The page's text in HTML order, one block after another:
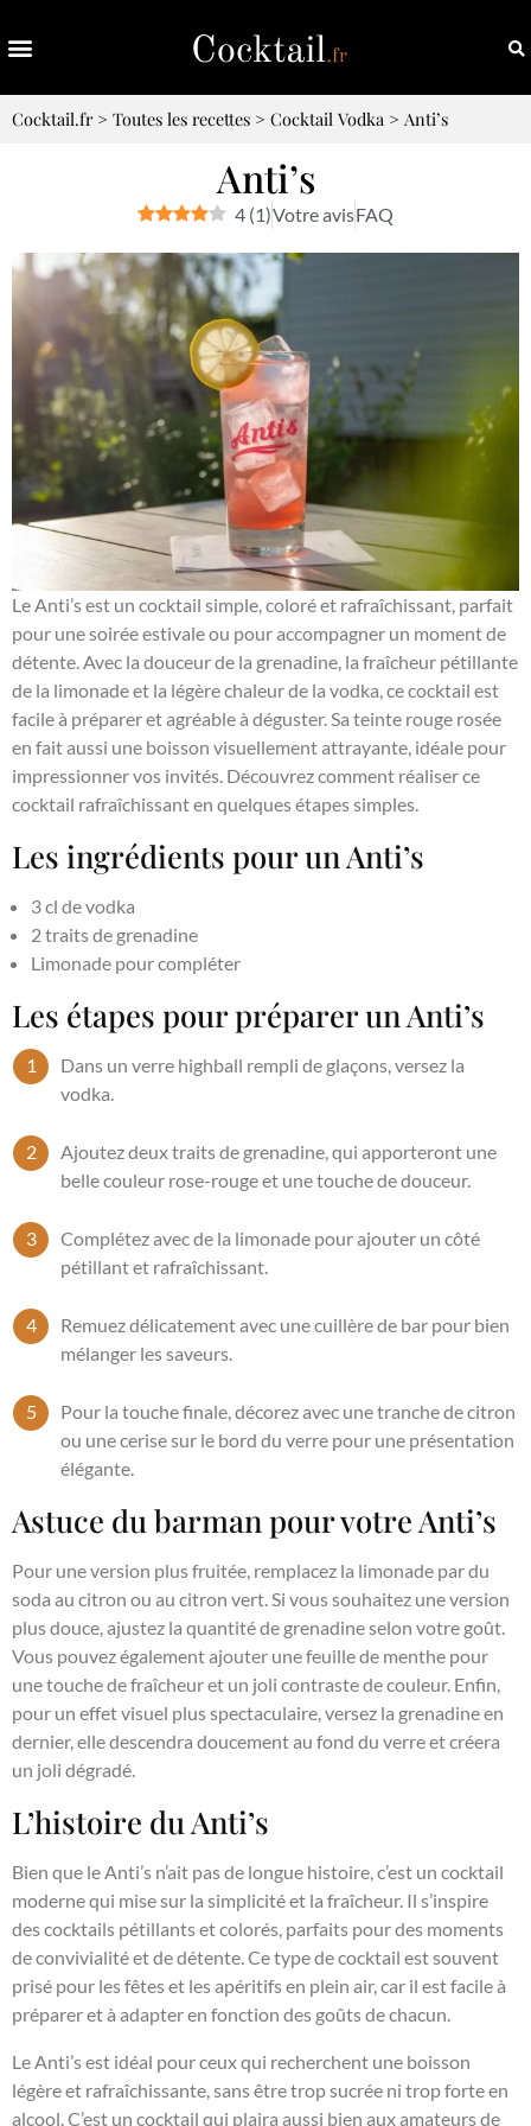
Cocktail.fr> Toutes les recettes > Cocktail Vodka > Anti’s
Anti’s
4 (1)Votre avisFAQ
Le Anti’s est un cocktail simple, coloré et rafraîchissant, parfait
pour une soirée estivale ou pour accompagner un moment de
détente. Avec la douceur de la grenadine, la fraîcheur pétillante
de la limonade et la légère chaleur de la vodka, ce cocktail est
facile à préparer et agréable à déguster. Sa teinte rouge rosée
en fait aussi une boisson visuellement attrayante, idéale pour
impressionner vos invités. Découvrez comment réaliser ce
cocktail rafraîchissant en quelques étapes simples.
Les ingrédients pour un Anti’s
3 cl de vodka
2 traits de grenadine
Limonade pour compléter
Les étapes pour préparer un Anti’s
Dans un verre highball rempli de glaçons, versez la
vodka.
Ajoutez deux traits de grenadine, qui apporteront une
belle couleur rose-rouge et une touche de douceur.
Complétez avec de la limonade pour ajouter un côté
pétillant et rafraîchissant.
Remuez délicatement avec une cuillère de bar pour bien
mélanger les saveurs.
Pour la touche finale, décorez avec une tranche de citron
ou une cerise sur le bord du verre pour une présentation
élégante.
Astuce du barman pour votre Anti’s
Pour une version plus fruitée, remplacez la limonade par du
soda au citron ou au citron vert. Si vous souhaitez une version
plus douce, ajustez la quantité de grenadine selon votre goût.
Vous pouvez également ajouter une feuille de menthe pour
une touche de fraîcheur et un joli contraste de couleur. Enfin,
pour un effet visuel plus spectaculaire, versez la grenadine en
dernier, elle descendra doucement au fond du verre et créera
un joli dégradé.
L’histoire du Anti’s
Bien que le Anti’s n’ait pas de longue histoire, c’est un cocktail
moderne qui mise sur la simplicité et la fraîcheur. Il s’inspire
des cocktails pétillants et colorés, parfaits pour des moments
de convivialité et de détente. Ce type de cocktail est souvent
prisé pour les fêtes et les apéritifs en plein air, car il est facile à
préparer et à adapter en fonction des goûts de chacun.
Le Anti’s est idéal pour ceux qui recherchent une boisson
légère et rafraîchissante, sans être trop sucrée ni trop forte en
alcool. C’est un cocktail qui plaira aussi bien aux amateurs de